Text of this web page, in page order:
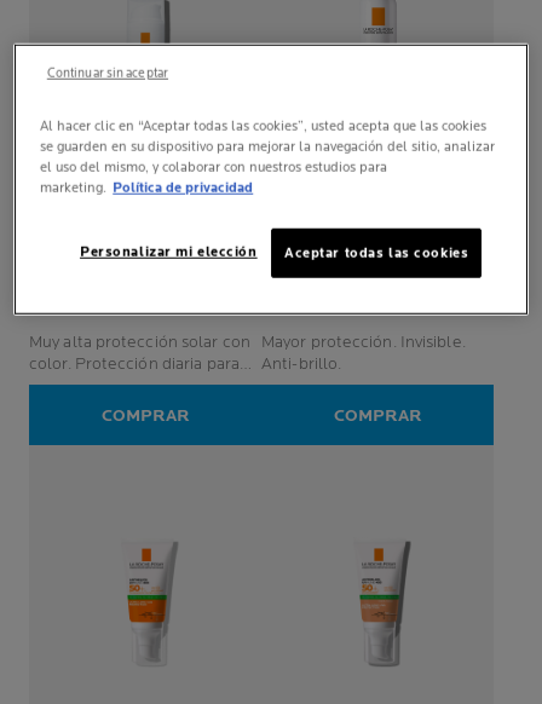
CORRECT
CON COLOR
SPF50
Muy alta protección solar con
color. Protección diaria para
prevenir los signos de la edad.
COMPRAR
Mayor protección. Invisible.
Anti-brillo.
COMPRAR
Al hacer clic en “Aceptar todas las cookies”, usted acepta que las cookies
se guarden en su dispositivo para mejorar la navegación del sitio, analizar
el uso del mismo, y colaborar con nuestros estudios para
marketing. Política de privacidad
Aceptar todas las cookies
Personalizar mi elección
Continuar sin aceptar